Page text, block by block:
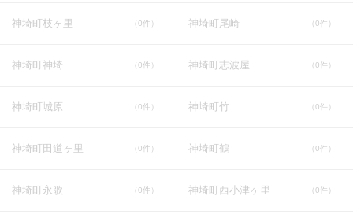
神埼町枝ヶ里 （0件） 神埼町尾崎 （0件）
神埼町神埼 （0件） 神埼町志波屋 （0件）
神埼町城原 （0件） 神埼町竹 （0件）
神埼町田道ヶ里 （0件） 神埼町鶴 （0件）
神埼町永歌 （0件） 神埼町西小津ヶ里 （0件）